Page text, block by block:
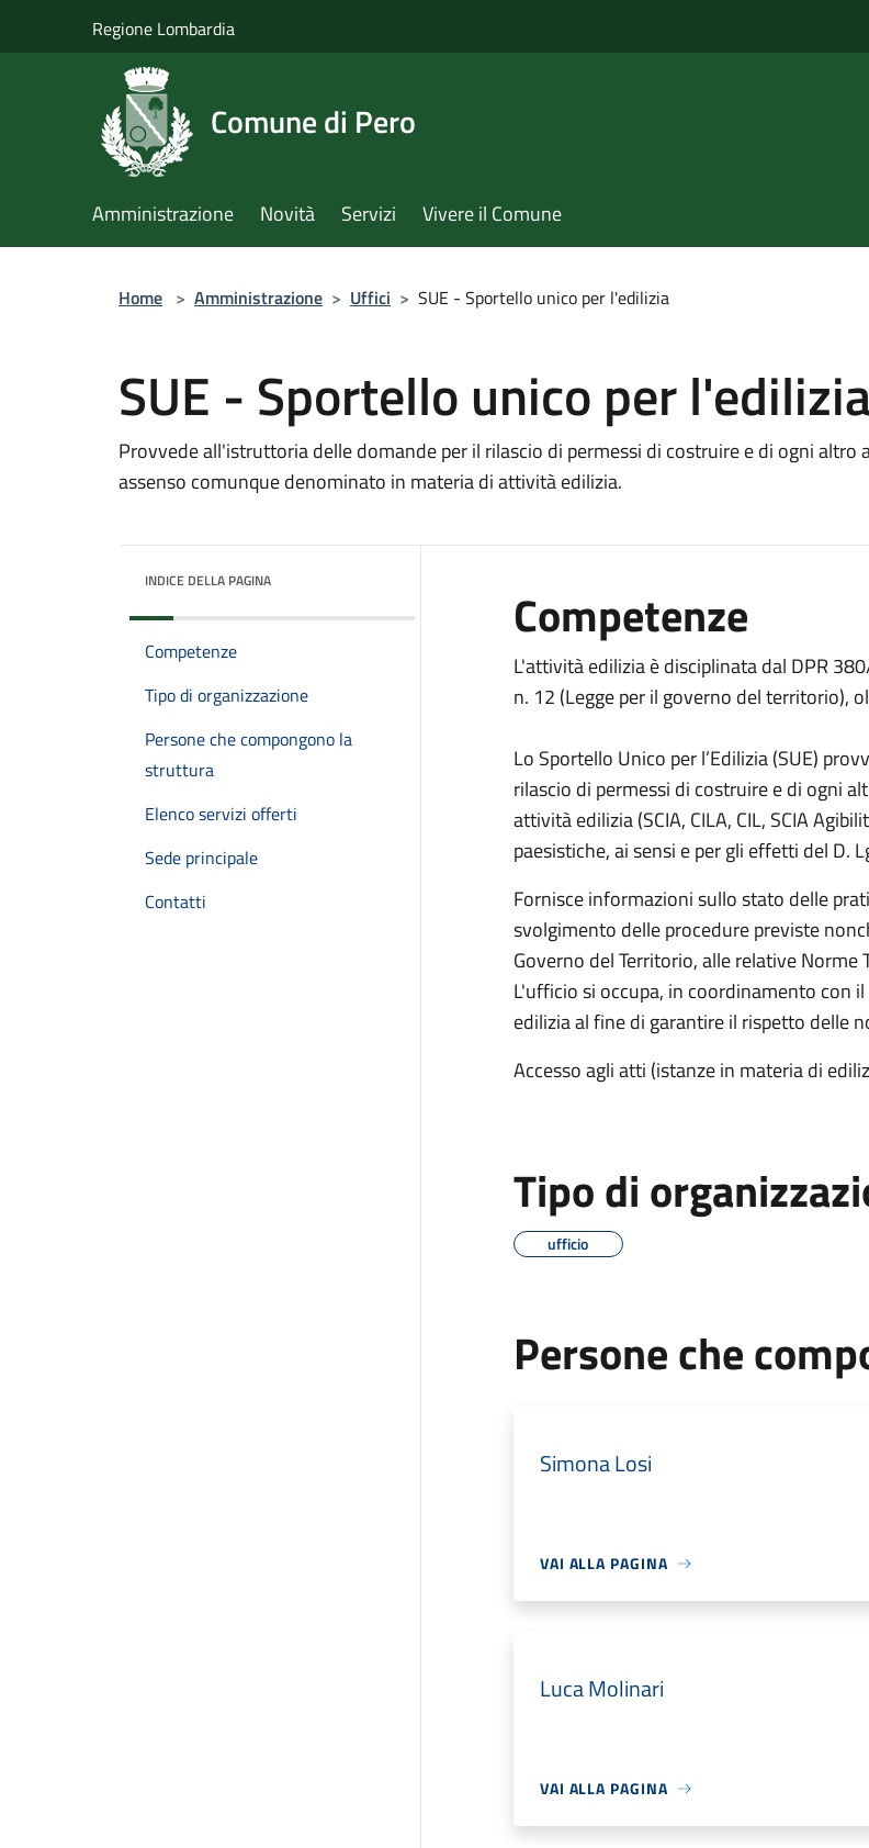
Regione Lombardia
Comune di Pero
Amministrazione Novità Servizi Vivere il Comune
Home > Amministrazione > Uffici > SUE - Sportello unico per l'edilizia
SUE - Sportello unico per l'edilizia
Provvede all'istruttoria delle domande per il rilascio di permessi di costruire e di ogni altro
assenso comunque denominato in materia di attività edilizia.
INDICE DELLA PAGINA
Competenze
Tipo di organizzazione
Persone che compongono la
struttura
Elenco servizi offerti
Sede principale
Contatti
Competenze
L'attività edilizia è disciplinata dal DPR
n. 12 (Legge per il governo del territorio),
Lo Sportello Unico per l’Edilizia (SUE)
rilascio di permessi di costruire e di ogni
attività edilizia (SCIA, CILA, CIL, SCIA
paesistiche, ai sensi e per gli effetti del D.
Fornisce informazioni sullo stato delle
svolgimento delle procedure previste
Governo del Territorio, alle relative
L'ufficio si occupa, in coordinamento con
edilizia al fine di garantire il rispetto delle
Accesso agli atti (istanze in materia di
Tipo di
ufficio
Persone che
Simona Losi
VAI ALLA PAGINA
Luca Molinari
VAI ALLA PAGINA